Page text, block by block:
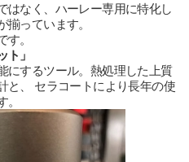
はなく、ハーレー専用に特化し
っています。
。
ト」
にするツール。熱処理した上質
と、 セラコートにより長年の使